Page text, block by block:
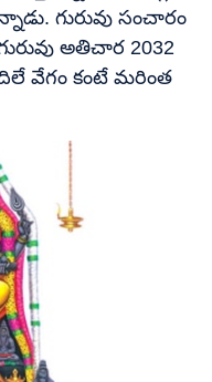
గురువు సంచారం
అతిచార 2032
వేగం కంటే మరింత